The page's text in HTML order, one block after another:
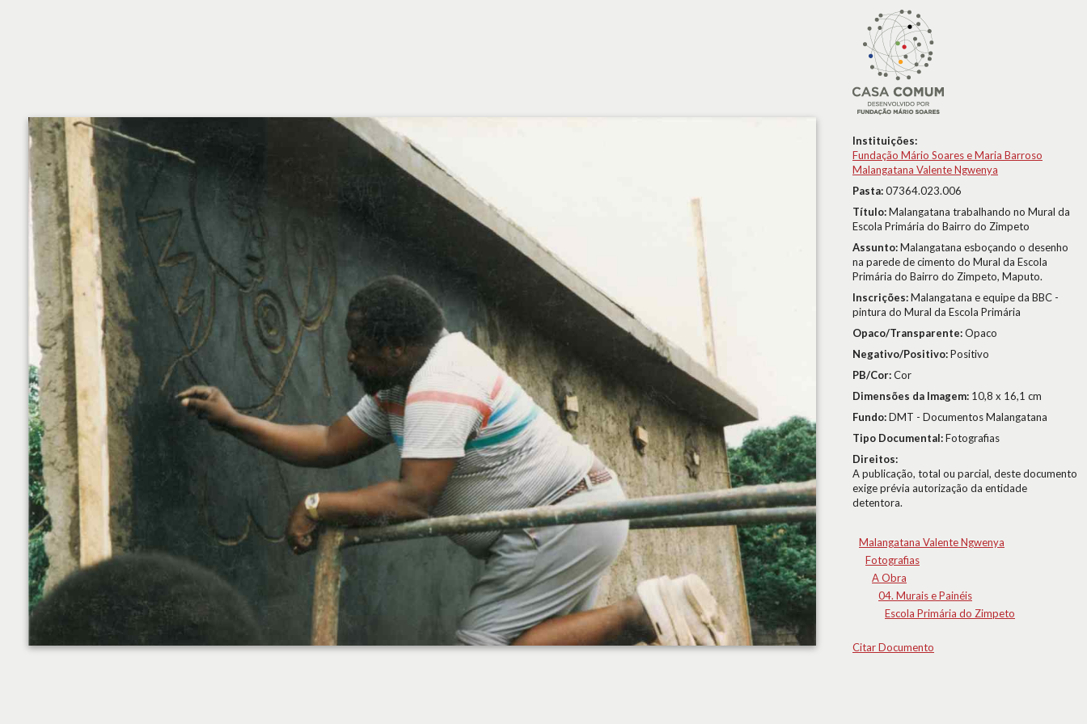
Instituições:
Fundação Mário Soares e Maria Barroso
Malangatana Valente Ngwenya
Pasta:07364.023.006
Título:Malangatana trabalhando no Mural da
Escola Primária do Bairro do Zimpeto
Assunto:Malangatana esboçando o desenho
na parede de cimento do Mural da Escola
Primária do Bairro do Zimpeto, Maputo.
Inscrições:Malangatana e equipe da BBC -
pintura do Mural da Escola Primária
Opaco/Transparente:Opaco
Negativo/Positivo:Positivo
PB/Cor:Cor
Dimensões da Imagem: 10,8 x 16,1 cm
Fundo:DMT - Documentos Malangatana
Tipo Documental:Fotografias
Direitos:
A publicação, total ou parcial, deste documento
exige prévia autorização da entidade
detentora.
Malangatana Valente Ngwenya
Fotografias
A Obra
04. Murais e Painéis
Escola Primária do Zimpeto
Citar Documento